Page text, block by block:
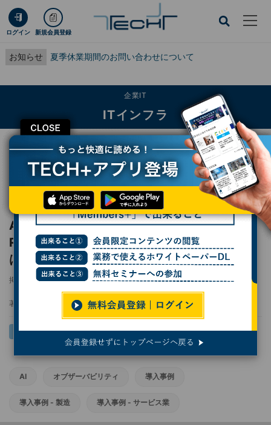
ログイン 新規会員登録
お知らせ 夏季休業期間のお問い合わせについて
CLOSE
企業IT
ITインフラ
TECH+ 企業IT
ITインフラ
AI時代の経営に直結するインフラへ - New Relicが示すビジネスオブザーバビリ
レポート
AI時代の経営に直結するインフラへ - New
Relicが示すビジネスオブザーバビリティと
は？
掲載日 2026/05/22 16:53
著者：
AI オブザーバビリティ 導入事例
導入事例 - 製造 導入事例 - サービス業